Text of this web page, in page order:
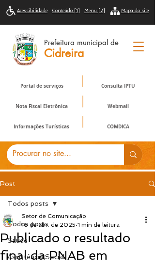
Portal de serviços Consulta IPTU
Nota Fiscal Eletrônica
Informações Turísticas COMDICA
Webmail
Acessibilidade Conteúdo [1] Menu [2] Mapa do site
Prefeitura municipal de
Cidreira
Post
Todos posts
Saúde
Assistência Social
Todos posts
Publicado o resultado
final da PNAB em
Setor de Comunicação
16 de abr. de 2025 1 min de leitura